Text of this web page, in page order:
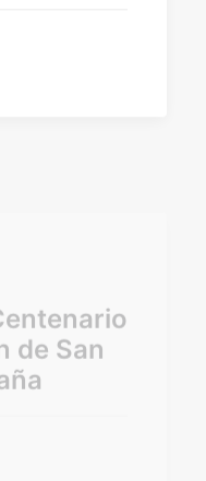
San